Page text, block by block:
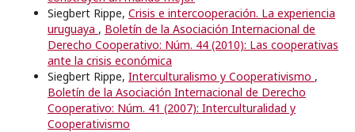
Siegbert Rippe, Crisis e intercooperación. La experiencia
uruguaya , Boletín de la Asociación Internacional de
Derecho Cooperativo: Núm. 44 (2010): Las cooperativas
ante la crisis económica
Siegbert Rippe, Interculturalismo y Cooperativismo ,
Boletín de la Asociación Internacional de Derecho
Cooperativo: Núm. 41 (2007): Interculturalidad y
Cooperativismo